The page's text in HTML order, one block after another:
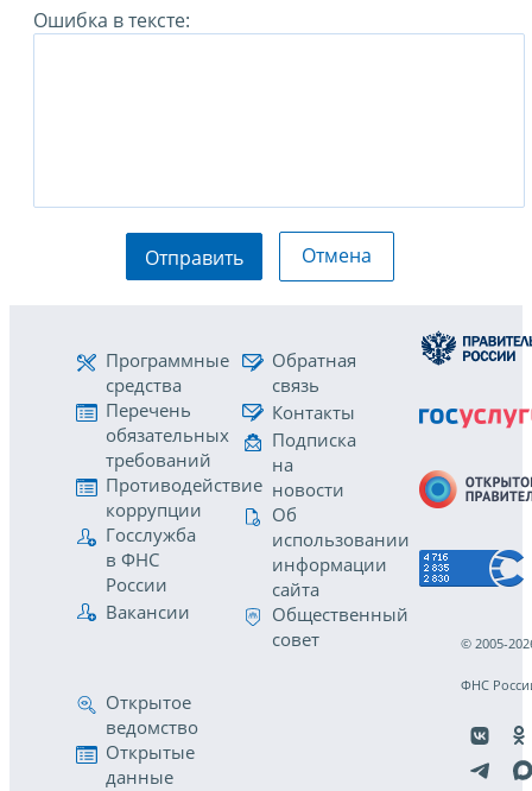
Ошибка в тексте:
Отправить Отмена
Программные
средства
Перечень
обязательных
требований
Противодействие
коррупции
Госслужба
в ФНС
России
Вакансии
Обратная
связь
Контакты
Подписка
на
новости
Об
использовании
информации
сайта
Общественный
совет
Открытое
ведомство
Открытые
данные
© 2005-
ФНС